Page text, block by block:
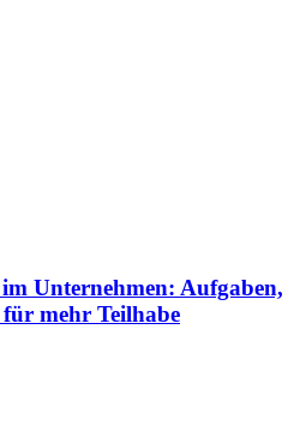
Unternehmen: Aufgaben,
mehr Teilhabe